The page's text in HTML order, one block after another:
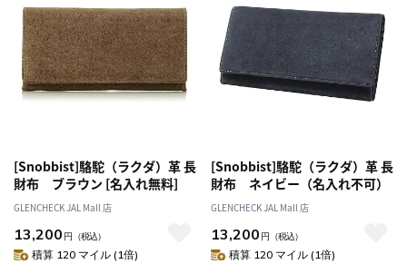
[Snobbist]駱駝（ラクダ）革 長
財布 ブラウン [名入れ無料]
GLENCHECK JAL Mall 店
13,200 円 （税込）
積算 120 マイル (1倍)
[Snobbist]駱駝（ラクダ）革 長
財布 ネイビー（名入れ不可）
GLENCHECK JAL Mall 店
13,200 円 （税込）
積算 120 マイル (1倍)